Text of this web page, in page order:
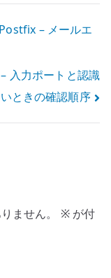
– メールエ
入力ポートと認識
ときの確認順序
ません。 ※が付